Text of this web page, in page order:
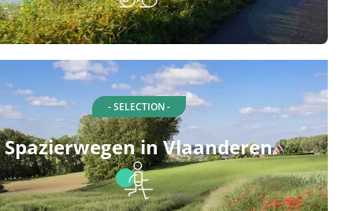
- SELECTION -
Spazierwegen in Vlaanderen